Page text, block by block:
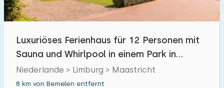
Luxuriöses Ferienhaus für 12 Personen mit
Sauna und Whirlpool in einem Park in
Maastricht
Niederlande > Limburg > Maastricht
8 km von Bemelen entfernt